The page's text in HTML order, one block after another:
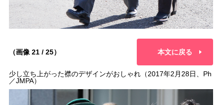
（画像 21 / 25） 本文に戻る
少し立ち上がった襟のデザインがおしゃれ（2017年2月28日、Ph
／JMPA）